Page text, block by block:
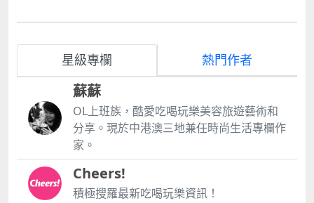
星級專欄 熱門作者
蘇蘇
OL上班族，酷愛吃喝玩樂美容旅遊藝術和
分享。現於中港澳三地兼任時尚生活專欄作
家。
Cheers!
積極搜羅最新吃喝玩樂資訊！